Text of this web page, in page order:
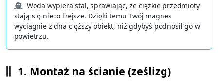
Woda wypiera stal, sprawiając, że ciężkie przedmioty
stają się nieco lżejsze. Dzięki temu Twój magnes
wyciągnie z dna cięższy obiekt, niż gdybyś podnosił go w
powietrzu.
1. Montaż na ścianie (ześlizg)